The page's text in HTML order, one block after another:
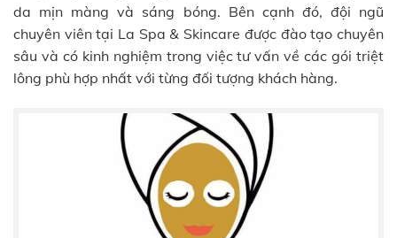
da mịn màng và sáng bóng. Bên cạnh đó, đội ngũ
chuyên viên tại La Spa & Skincare được đào tạo chuyên
sâu và có kinh nghiệm trong việc tư vấn về các gói triệt
lông phù hợp nhất với từng đối tượng khách hàng.